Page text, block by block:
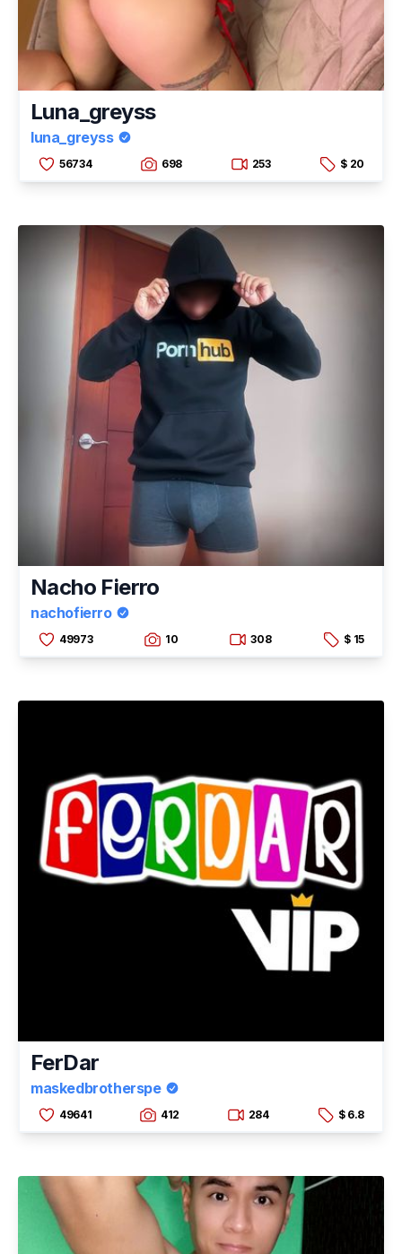
Luna_greyss
luna_greyss
56734 698 253 $ 20
Nacho Fierro
nachofierro
49973 10 308 $ 15
FerDar
maskedbrotherspe
49641 412 284 $ 6.8